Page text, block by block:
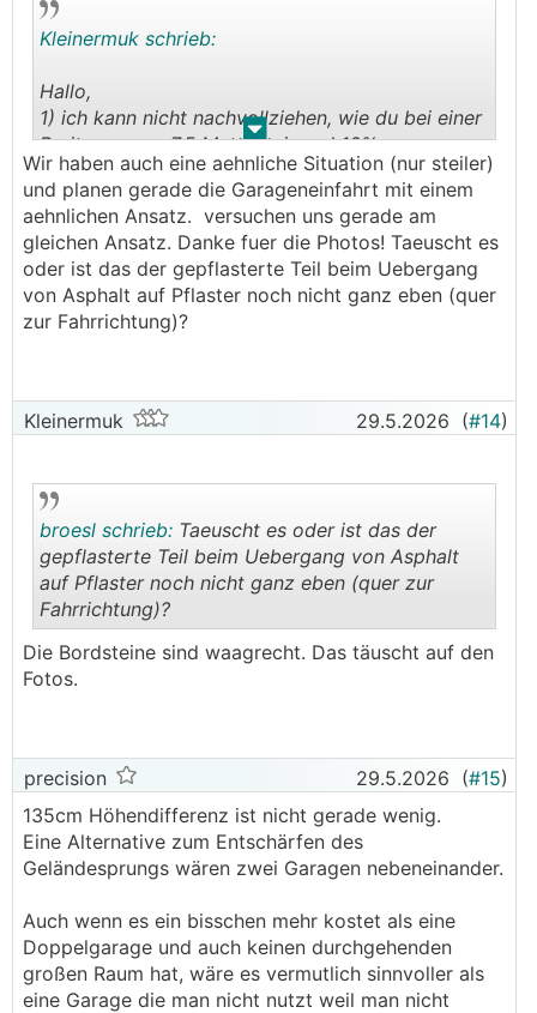
. .
Kleinermuk schrieb:
Hallo,
1) ich kann nicht nachvollziehen, wie du bei einer
Breite von ca. 7,5 Meter bei rund 10%
Straßengefälle auf einen Höhenunterschied von
1,25 Meter kommst. Ich komme zu einem
Höhenunterschied von 75cm. Vielleicht
interpretiere ich die Zeichnung auch nicht
richtig.
2) Ich hatte auch mit einer sehr ähnlichen
Situation zu tun. Über die Physik kann man halt
Auto kein Problem. Ein tiefergelegter
Sportwagen liegt wahrscheinlich auf der
Die Alternative wäre, dass man die schiefe Ebene
auf die Länge der Einfahrt auf den ca. 5 Metern
angleicht. Hat mir nicht gefallen.
Wir haben auch eine aehnliche Situation (nur steiler)
und planen gerade die Garageneinfahrt mit einem
aehnlichen Ansatz. versuchen uns gerade am
gleichen Ansatz. Danke fuer die Photos! Taeuscht es
oder ist das der gepflasterte Teil beim Uebergang
von Asphalt auf Pflaster noch nicht ganz eben (quer
zur Fahrrichtung)?
Kleinermuk 29.5.2026 (#14)
..
broesl schrieb: Taeuscht es oder ist das der
gepflasterte Teil beim Uebergang von Asphalt
auf Pflaster noch nicht ganz eben (quer zur
Fahrrichtung)?
Die Bordsteine sind waagrecht. Das täuscht auf den
Fotos.
precision 29.5.2026 (#15)
135cm Höhendifferenz ist nicht gerade wenig.
Eine Alternative zum Entschärfen des
Geländesprungs wären zwei Garagen nebeneinander.
Auch wenn es ein bisschen mehr kostet als eine
Doppelgarage und auch keinen durchgehenden
großen Raum hat, wäre es vermutlich sinnvoller als
eine Garage die man nicht nutzt weil man nicht